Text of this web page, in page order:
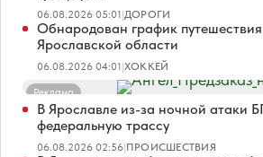
06.08.2026 05:01|ДОРОГИ
Обнародован график
Ярославской области
06.08.2026 04:01|ХОККЕЙ
Реклама
В Ярославле из-за ночной атаки
федеральную трассу
06.08.2026 02:56|ПРОИСШЕСТВИЯ